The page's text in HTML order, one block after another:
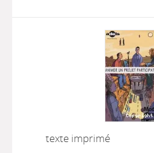
texte imprimé